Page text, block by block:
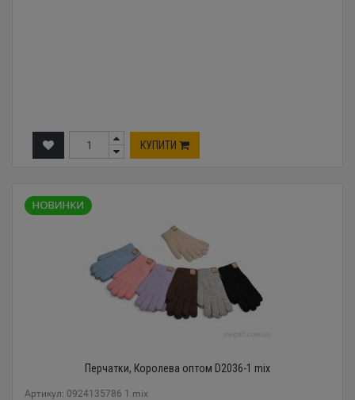
КУПИТИ
Перчатки, Королева оптом D2036-1 mix
Артикул: 0924135786 1 mix